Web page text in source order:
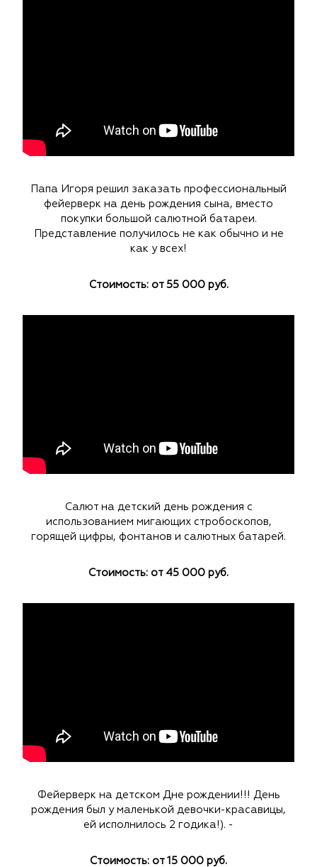
Папа Игоря решил заказать профессиональный
фейерверк на день рождения сына, вместо
покупки большой салютной батареи.
Представление получилось не как обычно и не
как у всех!
Стоимость: от 55 000 руб.
Салют на детский день рождения с
использованием мигающих стробоскопов,
горящей цифры, фонтанов и салютных батарей.
Стоимость: от 45 000 руб.
Фейерверк на детском Дне рождении!!! День
рождения был у маленькой девочки-красавицы,
ей исполнилось 2 годика!). -
Стоимость: от 15 000 руб.